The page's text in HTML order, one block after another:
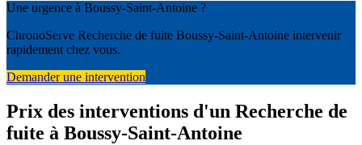
Une urgence à Boussy-Saint-Antoine ?
ChronoServe Recherche de fuite Boussy-Saint-Antoine intervenir
rapidement chez vous.
Demander une intervention
Prix des interventions d'un Recherche de
fuite à Boussy-Saint-Antoine